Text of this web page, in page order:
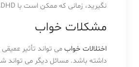
نگیرید، زمانی که ممکن است با ADHD مرتبط باشد
مشکلات خواب
اختلالات خوابمی تواند تأثیر عمیقی
داشته باشد. مسائل دیگر می تواند